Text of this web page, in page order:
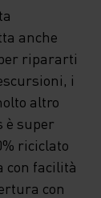
anche
ripararti
i
altro
è super
riciclato
con facilità
con